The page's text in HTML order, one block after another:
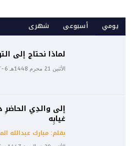
يومي أسبوعى شهرى
لماذا نحتاج إلى
الأثنين 21 محرم 1448هـ 6-7-2026م
إلى والدِي
غيابِه
بقلم: مبارك عبدالله